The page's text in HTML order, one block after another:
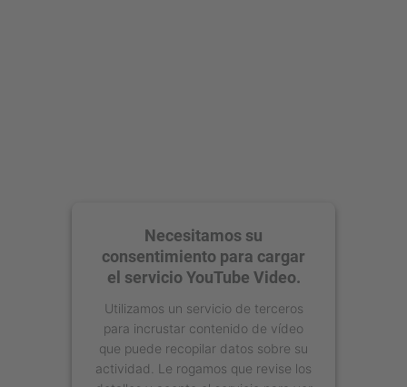
Necesitamos su
consentimiento para cargar
el servicio YouTube Video.
Utilizamos un servicio de terceros
para incrustar contenido de vídeo
que puede recopilar datos sobre su
actividad. Le rogamos que revise los